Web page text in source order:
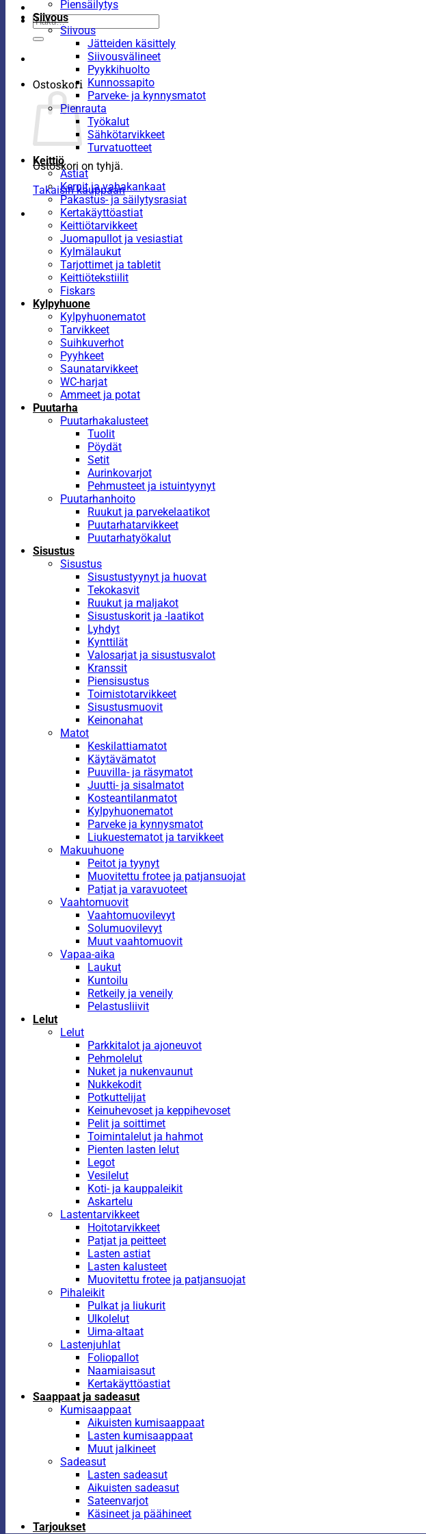
Etsi:
Ostoskori
Ostoskori on tyhjä.
Takaisin kauppaan
Piensäilytys
Siivous
Siivous
Jätteiden käsittely
Siivousvälineet
Pyykkihuolto
Kunnossapito
Parveke- ja kynnysmatot
Pienrauta
Työkalut
Sähkötarvikkeet
Turvatuotteet
Keittiö
Astiat
Kernit ja vahakankaat
Pakastus- ja säilytysrasiat
Kertakäyttöastiat
Keittiötarvikkeet
Juomapullot ja vesiastiat
Kylmälaukut
Tarjottimet ja tabletit
Keittiötekstiilit
Fiskars
Kylpyhuone
Kylpyhuonematot
Tarvikkeet
Suihkuverhot
Pyyhkeet
Saunatarvikkeet
WC-harjat
Ammeet ja potat
Puutarha
Puutarhakalusteet
Tuolit
Pöydät
Setit
Aurinkovarjot
Pehmusteet ja istuintyynyt
Puutarhanhoito
Ruukut ja parvekelaatikot
Puutarhatarvikkeet
Puutarhatyökalut
Sisustus
Sisustus
Sisustustyynyt ja huovat
Tekokasvit
Ruukut ja maljakot
Sisustuskorit ja -laatikot
Lyhdyt
Kynttilät
Valosarjat ja sisustusvalot
Kranssit
Piensisustus
Toimistotarvikkeet
Sisustusmuovit
Keinonahat
Matot
Keskilattiamatot
Käytävämatot
Puuvilla- ja räsymatot
Juutti- ja sisalmatot
Kosteantilanmatot
Kylpyhuonematot
Parveke ja kynnysmatot
Liukuestematot ja tarvikkeet
Makuuhuone
Peitot ja tyynyt
Muovitettu frotee ja patjansuojat
Patjat ja varavuoteet
Vaahtomuovit
Vaahtomuovilevyt
Solumuovilevyt
Muut vaahtomuovit
Vapaa-aika
Laukut
Kuntoilu
Retkeily ja veneily
Pelastusliivit
Lelut
Lelut
Parkkitalot ja ajoneuvot
Pehmolelut
Nuket ja nukenvaunut
Nukkekodit
Potkuttelijat
Keinuhevoset ja keppihevoset
Pelit ja soittimet
Toimintalelut ja hahmot
Pienten lasten lelut
Legot
Vesilelut
Koti- ja kauppaleikit
Askartelu
Lastentarvikkeet
Hoitotarvikkeet
Patjat ja peitteet
Lasten astiat
Lasten kalusteet
Muovitettu frotee ja patjansuojat
Pihaleikit
Pulkat ja liukurit
Ulkolelut
Uima-altaat
Lastenjuhlat
Foliopallot
Naamiaisasut
Kertakäyttöastiat
Saappaat ja sadeasut
Kumisaappaat
Aikuisten kumisaappaat
Lasten kumisaappaat
Muut jalkineet
Sadeasut
Lasten sadeasut
Aikuisten sadeasut
Sateenvarjot
Käsineet ja päähineet
Tarjoukset